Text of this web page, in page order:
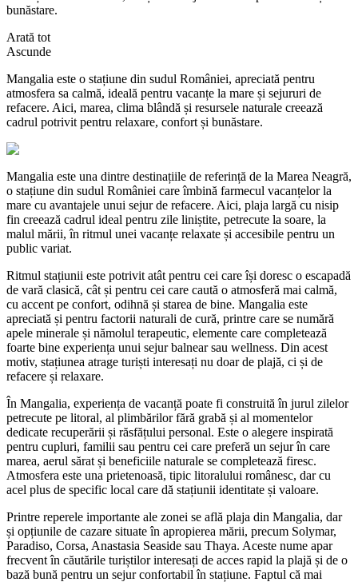
bunăstare.
Arată tot
Ascunde
Mangalia este o stațiune din sudul României, apreciată pentru
atmosfera sa calmă, ideală pentru vacanțe la mare și sejururi de
refacere. Aici, marea, clima blândă și resursele naturale creează
cadrul potrivit pentru relaxare, confort și bunăstare.
Mangalia este una dintre destinațiile de referință de la Marea Neagră,
o stațiune din sudul României care îmbină farmecul vacanțelor la
mare cu avantajele unui sejur de refacere. Aici, plaja largă cu nisip
fin creează cadrul ideal pentru zile liniștite, petrecute la soare, la
malul mării, în ritmul unei vacanțe relaxate și accesibile pentru un
public variat.
Ritmul stațiunii este potrivit atât pentru cei care își doresc o escapadă
de vară clasică, cât și pentru cei care caută o atmosferă mai calmă,
cu accent pe confort, odihnă și starea de bine. Mangalia este
apreciată și pentru factorii naturali de cură, printre care se numără
apele minerale și nămolul terapeutic, elemente care completează
foarte bine experiența unui sejur balnear sau wellness. Din acest
motiv, stațiunea atrage turiști interesați nu doar de plajă, ci și de
refacere și relaxare.
În Mangalia, experiența de vacanță poate fi construită în jurul zilelor
petrecute pe litoral, al plimbărilor fără grabă și al momentelor
dedicate recuperării și răsfățului personal. Este o alegere inspirată
pentru cupluri, familii sau pentru cei care preferă un sejur în care
marea, aerul sărat și beneficiile naturale se completează firesc.
Atmosfera este una prietenoasă, tipic litoralului românesc, dar cu
acel plus de specific local care dă stațiunii identitate și valoare.
Printre reperele importante ale zonei se află plaja din Mangalia, dar
și opțiunile de cazare situate în apropierea mării, precum Solymar,
Paradiso, Corsa, Anastasia Seaside sau Thaya. Aceste nume apar
frecvent în căutările turiștilor interesați de acces rapid la plajă și de o
bază bună pentru un sejur confortabil în stațiune. Faptul că mai